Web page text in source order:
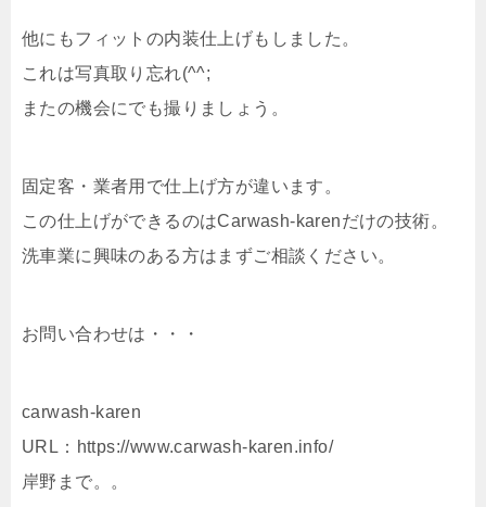
他にもフィットの内装仕上げもしました。
これは写真取り忘れ(^^;
またの機会にでも撮りましょう。
固定客・業者用で仕上げ方が違います。
この仕上げができるのはCarwash-karenだけの技術。
洗車業に興味のある方はまずご相談ください。
お問い合わせは・・・
carwash-karen
URL：https://www.carwash-karen.info/
岸野まで。。